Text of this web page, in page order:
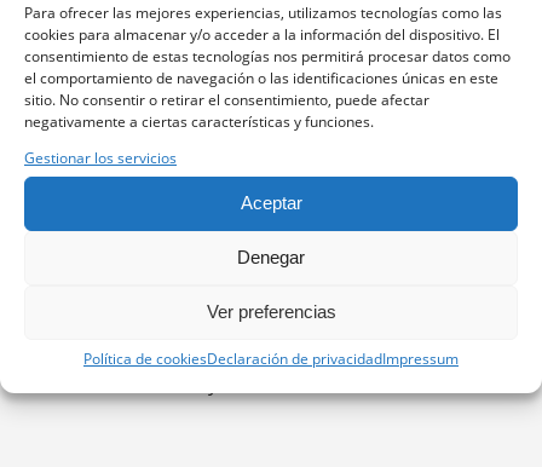
Para ofrecer las mejores experiencias, utilizamos tecnologías como las
cookies para almacenar y/o acceder a la información del dispositivo. El
consentimiento de estas tecnologías nos permitirá procesar datos como
el comportamiento de navegación o las identificaciones únicas en este
sitio. No consentir o retirar el consentimiento, puede afectar
negativamente a ciertas características y funciones.
Gestionar los servicios
Aceptar
Denegar
Ver preferencias
Política de cookiesDeclaración de privacidadImpressum
Durante el aterrizaje, si hay efecto suelo
y se hace unacorrección excesiva en el
cabeceo, el avión tenderá a ascender,
dando lugar a lo que llamamos
coloquialmente como ‘hacer un globo’.
En estas situaciones,lo mejor es hacer
un motor al aire(volver a tomar altura
y abortar el aterrizaje), ya que el avión
configuración de aterrizaje, por lo que
existe riesgo de entrar en pérdida o de